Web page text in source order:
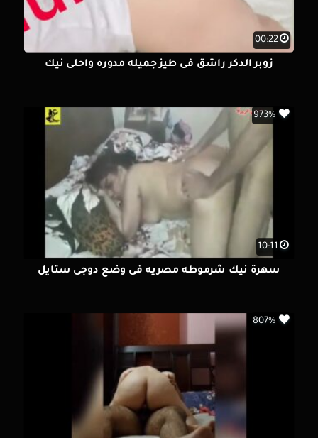
00:22
زوبر الدكر راشق فى طيز جميله مدوره واحلى نيك
10:11
973%
سهرة نيك شرموطه مصريه فى وضع دوجى ستايل
807%